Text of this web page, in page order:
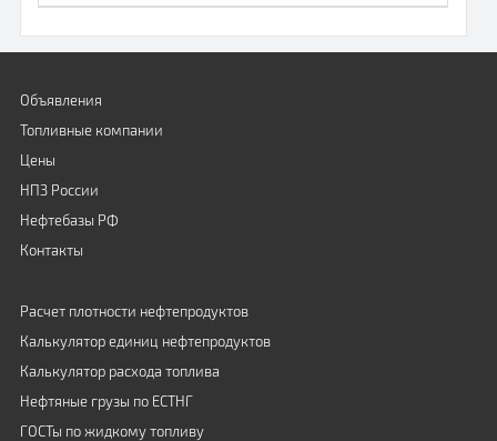
Объявления
Топливные компании
Цены
НПЗ России
Нефтебазы РФ
Контакты
Расчет плотности нефтепродуктов
Калькулятор единиц нефтепродуктов
Калькулятор расхода топлива
Нефтяные грузы по ЕСТНГ
ГОСТы по жидкому топливу